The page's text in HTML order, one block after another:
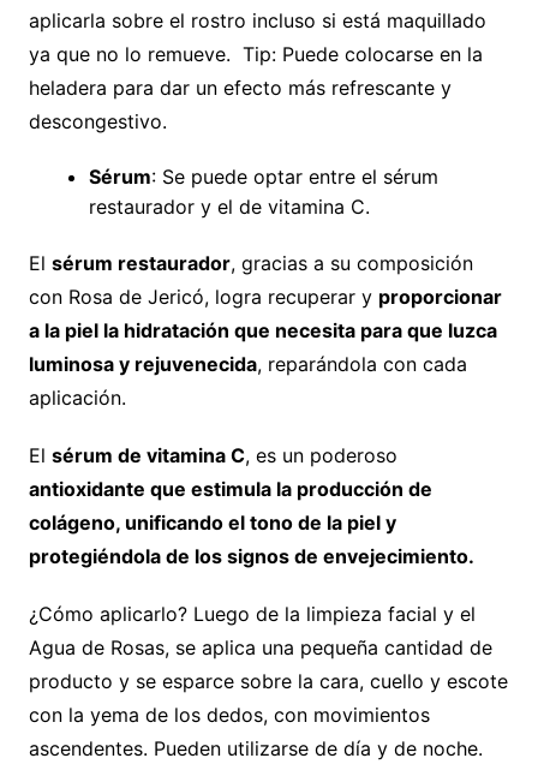
aplicarla sobre el rostro incluso si está maquillado
ya que no lo remueve. Tip: Puede colocarse en la
heladera para dar un efecto más refrescante y
descongestivo.
Sérum: Se puede optar entre el sérum
restaurador y el de vitamina C.
El sérum restaurador, gracias a su composición
con Rosa de Jericó, logra recuperar y proporcionar
a la piel la hidratación que necesita para que luzca
luminosa y rejuvenecida, reparándola con cada
aplicación.
El sérum de vitamina C, es un poderoso
antioxidante que estimula la producción de
colágeno, unificando el tono de la piel y
protegiéndola de los signos de envejecimiento.
¿Cómo aplicarlo? Luego de la limpieza facial y el
Agua de Rosas, se aplica una pequeña cantidad de
producto y se esparce sobre la cara, cuello y escote
con la yema de los dedos, con movimientos
ascendentes. Pueden utilizarse de día y de noche.